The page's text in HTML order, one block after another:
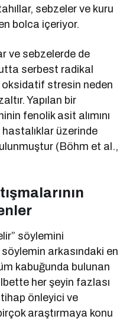
sebzeler ve kuru
bolca içeriyor.
ve sebzelerde de
serbest radikal
stresin neden
Yapılan bir
fenolik asit alımını
üzerinde
(Böhm et al.,
söylemini
arkasındaki en
kabuğunda bulunan
her şeyin fazlası
önleyici ve
araştırmaya konu